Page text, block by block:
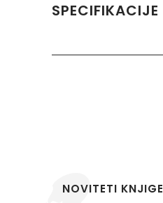
SPECIFIKACIJE
NOVITETI KNJIGE